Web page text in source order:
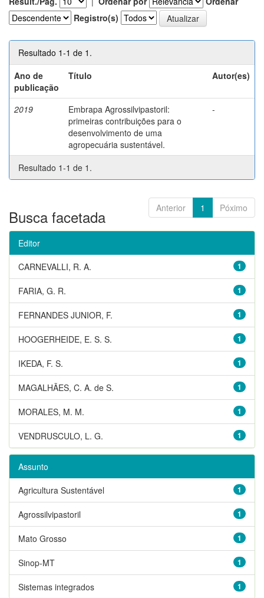
Registro(s)
Resultado 1-1 de 1.
Ano de
publicação
Título Autor(es)
2019
Embrapa Agrossilvipastoril:
primeiras contribuições para o
desenvolvimento de uma
agropecuária sustentável.
-
Resultado 1-1 de 1.
Anterior 1 Póximo
Busca facetada
Editor
1
CARNEVALLI, R. A.
1
FARIA, G. R.
1
FERNANDES JUNIOR, F.
1
HOOGERHEIDE, E. S. S.
1
IKEDA, F. S.
1
MAGALHÃES, C. A. de S.
1
MORALES, M. M.
1
VENDRUSCULO, L. G.
Assunto
1
Agricultura Sustentável
1
Agrossilvipastoril
1
Mato Grosso
1
Sinop-MT
1
Sistemas integrados